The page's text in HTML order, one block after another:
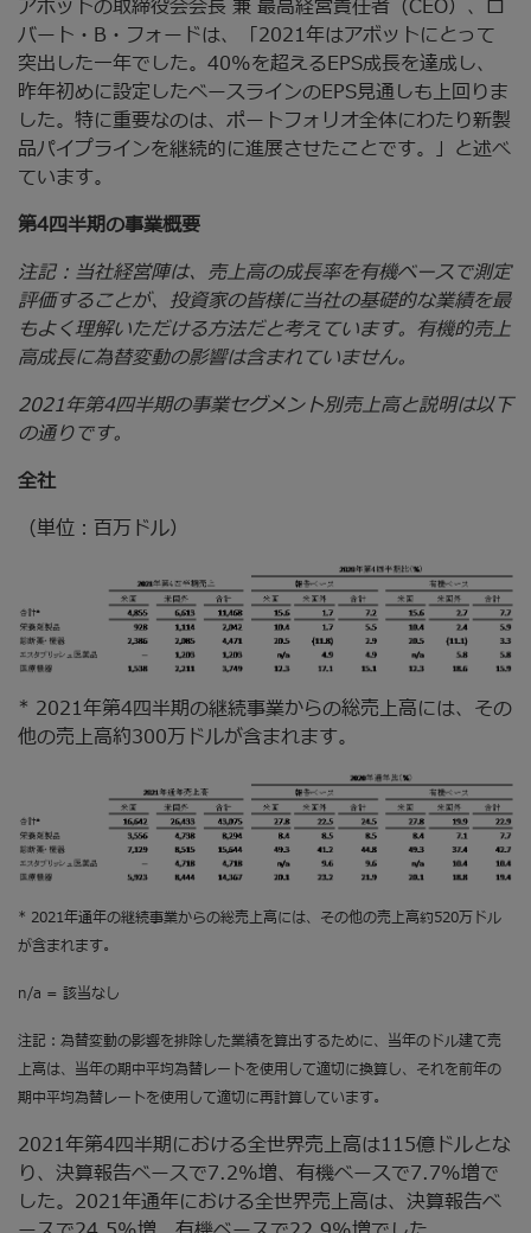
アボットの取締役会会長 兼 最高経営責任者（CEO）、ロ
バート・B・フォードは、「2021年はアボットにとって
突出した一年でした。40%を超えるEPS成長を達成し、
昨年初めに設定したベースラインのEPS見通しも上回りま
した。特に重要なのは、ポートフォリオ全体にわたり新製
品パイプラインを継続的に進展させたことです。」と述べ
ています。
第4四半期の事業概要
注記：当社経営陣は、売上高の成長率を有機ベースで測定
評価することが、投資家の皆様に当社の基礎的な業績を最
もよく理解いただける方法だと考えています。有機的売上
高成長に為替変動の影響は含まれていません。
2021年第4四半期の事業セグメント別売上高と説明は以下
の通りです。
全社
（単位：百万ドル）
* 2021年第4四半期の継続事業からの総売上高には、その
他の売上高約300万ドルが含まれます。
* 2021年通年の継続事業からの総売上高には、その他の売上高約520万ドル
が含まれます。
n/a = 該当なし
注記：為替変動の影響を排除した業績を算出するために、当年のドル建て売
上高は、当年の期中平均為替レートを使用して適切に換算し、それを前年の
期中平均為替レートを使用して適切に再計算しています。
2021年第4四半期における全世界売上高は115億ドルとな
り、決算報告ベースで7.2%増、有機ベースで7.7%増で
した。2021年通年における全世界売上高は、決算報告ベ